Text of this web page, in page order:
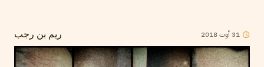
ريم بن رجب 31 أوت2018